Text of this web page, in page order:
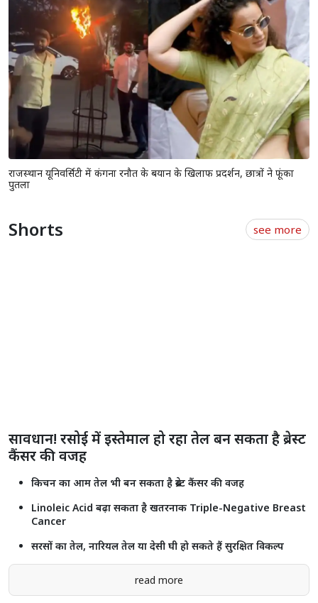
राजस्थान यूनिवर्सिटी में कंगना रनौत के बयान के खिलाफ प्रदर्शन, छात्रों ने फूंका
पुतला
Shorts see more
सावधान! रसोई में इस्तेमाल हो रहा तेल बन सकता है ब्रेस्ट
कैंसर की वजह
किचन का आम तेल भी बन सकता है ब्रेस्ट कैंसर की वजह
Linoleic Acid बढ़ा सकता है खतरनाक Triple-Negative Breast
Cancer
सरसों का तेल, नारियल तेल या देसी घी हो सकते हैं सुरक्षित विकल्प
read more